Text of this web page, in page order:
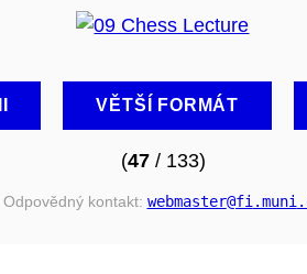
VĚTŠÍ FORMÁT
(47/ 133)
Odpovědný kontakt: webmaster@fi .muni